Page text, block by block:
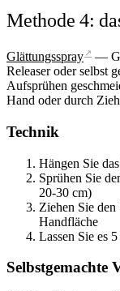
Methode 4:
Glättungsspray ↗ —
Releaser oder selbst
Aufsprühen
Hand oder durch
Technik
Hängen Sie
Sprühen Sie
20-30 cm)
Ziehen Sie
Handfläche
Lassen Sie es
Selbstgemachte